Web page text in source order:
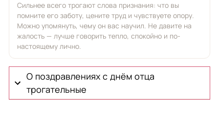
Сильнее всего трогают слова признания: что вы
помните его заботу, цените труд и чувствуете опору.
Можно упомянуть, чему он вас научил. Не давите на
жалость — лучше говорить тепло, спокойно и по-
настоящему лично.
О поздравлениях с днём отца
трогательные